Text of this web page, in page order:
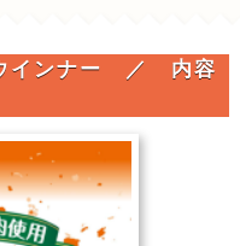
インナー ／ 内容